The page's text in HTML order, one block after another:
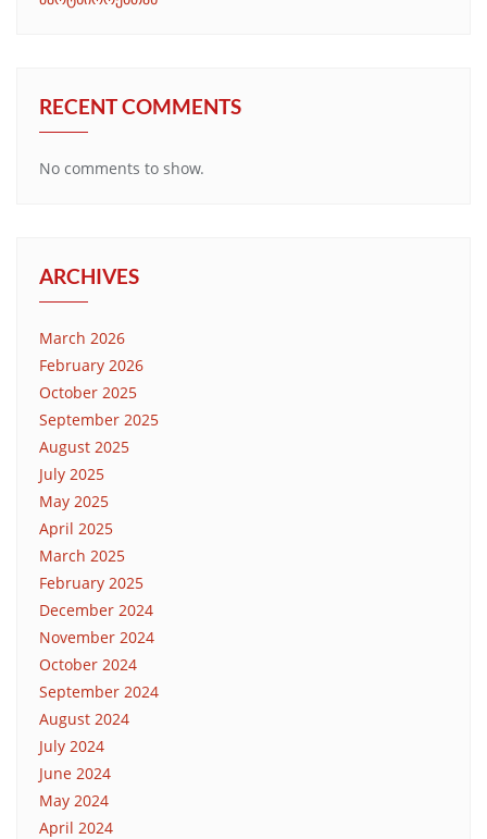
RECENT COMMENTS
No comments to show.
ARCHIVES
March 2026
February 2026
October 2025
September 2025
August 2025
July 2025
May 2025
April 2025
March 2025
February 2025
December 2024
November 2024
October 2024
September 2024
August 2024
July 2024
June 2024
May 2024
April 2024